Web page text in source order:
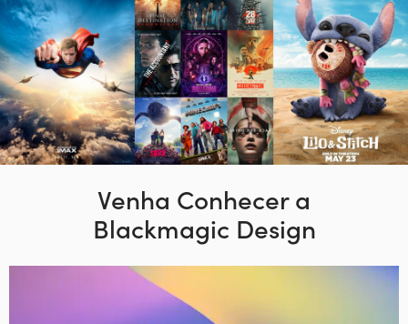
Venha Conhecer a
Blackmagic Design